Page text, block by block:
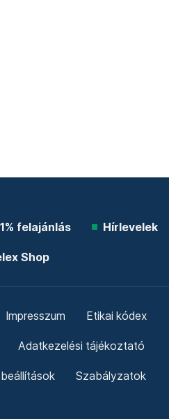
felajánlás Hírlevelek
Shop
Impresszum Etikai kódex
Adatkezelési tájékoztató
Szabályzatok